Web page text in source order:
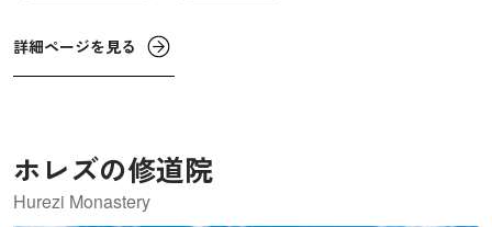
り、多彩な動植物が生息しています。
詳細ページを見る
ホレズの修道院
Hurezi Monastery